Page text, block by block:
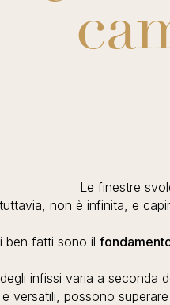
Le finestre
non è infinita, e
ben fatti sono il
infissi varia a seconda
e versatili, possono